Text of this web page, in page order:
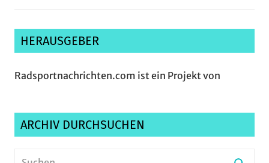
HERAUSGEBER
Radsportnachrichten.com ist ein Projekt von
ARCHIV DURCHSUCHEN
Suchen